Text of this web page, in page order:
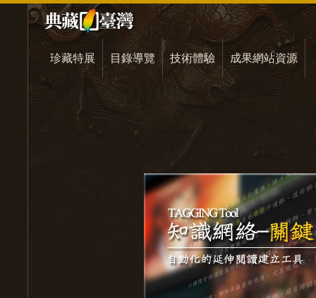
珍藏特展 目錄導覽 技術體驗 成果網站資源